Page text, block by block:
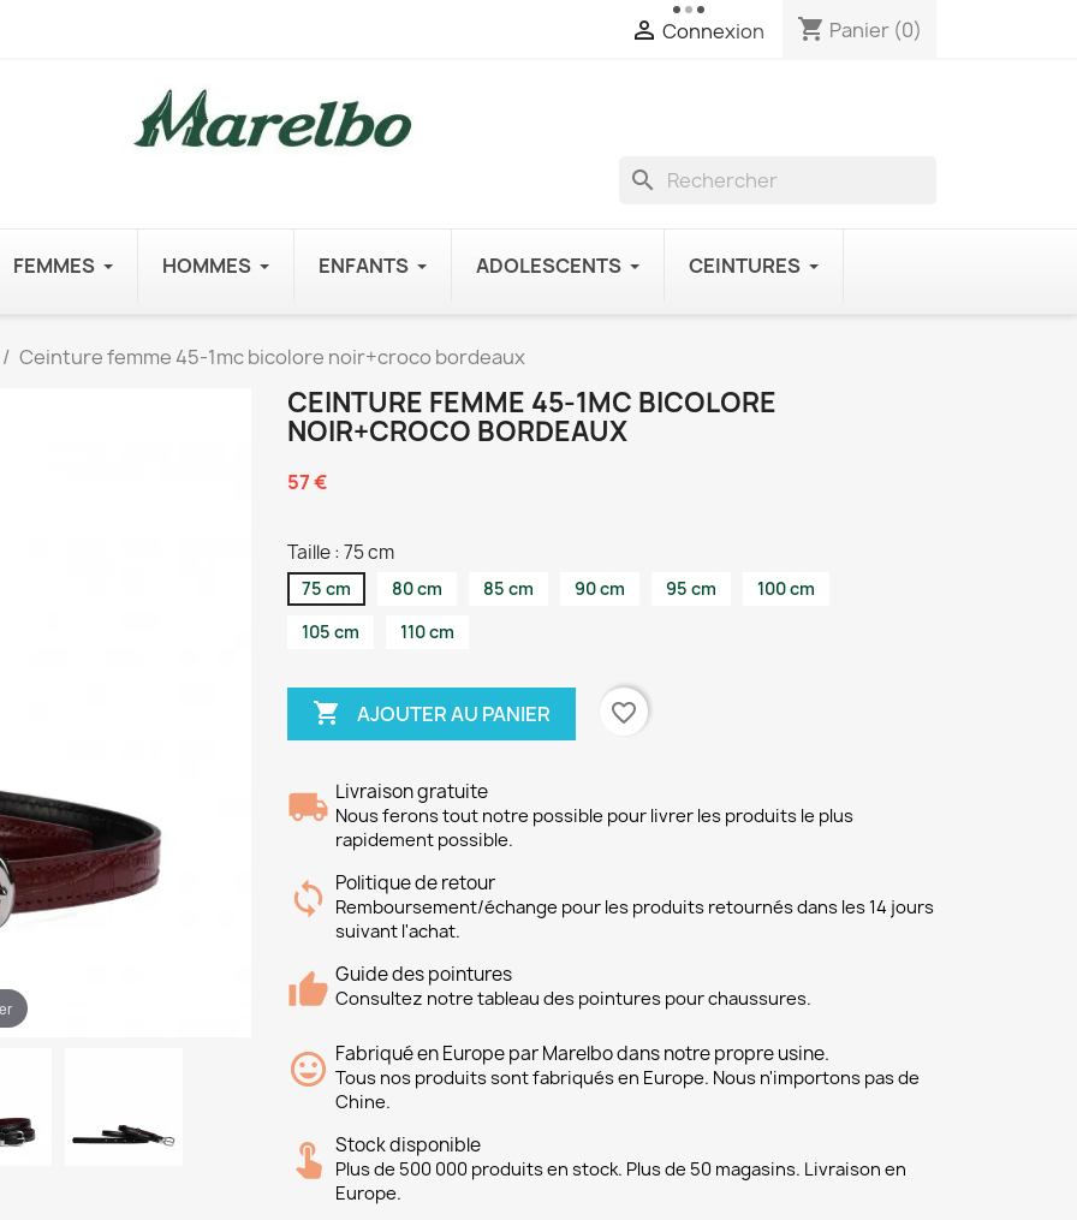
 Connexion shopping_cart Panier (0)
search
FEMMES HOMMES ENFANTS ADOLESCENTS CEINTURES
Ceinture femme 45-1mc bicolore noir+croco bordeaux
CEINTURE FEMME 45-1MC BICOLORE
NOIR+CROCO BORDEAUX
57 €
Taille : 75 cm
75 cm 80 cm 85 cm 90 cm 95 cm
100 cm
105 cm
110 cm
 AJOUTER AU PANIER favorite_border
Livraison gratuite
Nous ferons tout notre possible pour livrer les produits le plus
rapidement possible.
Politique de retour
Remboursement/échange pour les produits retournés dans les 14 jours
suivant l'achat.
Guide des pointures
Consultez notre tableau des pointures pour chaussures.
Fabriqué en Europe par Marelbo dans notre propre usine.
Tous nos produits sont fabriqués en Europe. Nous n'importons pas de
Chine.
Stock disponible
Plus de 500 000 produits en stock. Plus de 50 magasins. Livraison en
Europe.